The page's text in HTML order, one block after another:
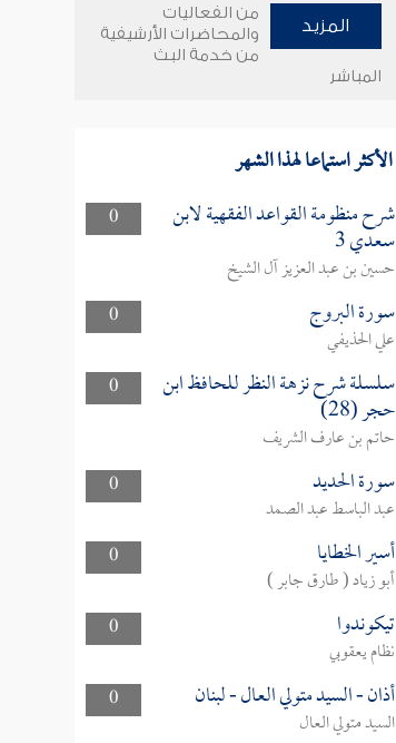
المزيد
من الفعاليات
والمحاضرات الأرشيفية
من خدمة البث
المباشر
الأكثر استماعا لهذا الشهر
0 شرح منظومة القواعد الفقهية لابن
سعدي 3
حسين بن عبد العزيز آل الشيخ
0
سورة البروج
علي الحذيفي
0
سلسلة شرح نزهة النظر للحافظ ابن
حجر (28)
حاتم بن عارف الشريف
0
سورة الحديد
عبد الباسط عبد الصمد
0
أسير الخطايا
أبو زياد ( طارق جابر )
0
تيكوندوا
نظام يعقوبي
0
أذان - السيد متولي العال - لبنان
السيد متولي العال